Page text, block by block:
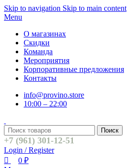
Skip to navigation Skip to main content
Menu
О магазинах
Скидки
Команда
Мероприятия
Корпоративные предложения
Контакты
info@provino.store
10:00 – 22:00
Поиск
+7 (961) 301-12-51
Login / Register
0 ₽